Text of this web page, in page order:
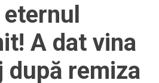
A dat vina
după remiza